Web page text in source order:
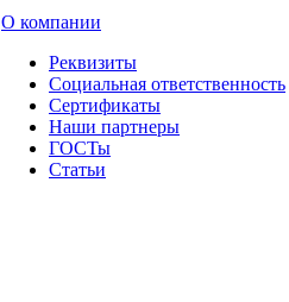
О компании
Реквизиты
Социальная ответственность
Сертификаты
Наши партнеры
ГОСТы
Статьи